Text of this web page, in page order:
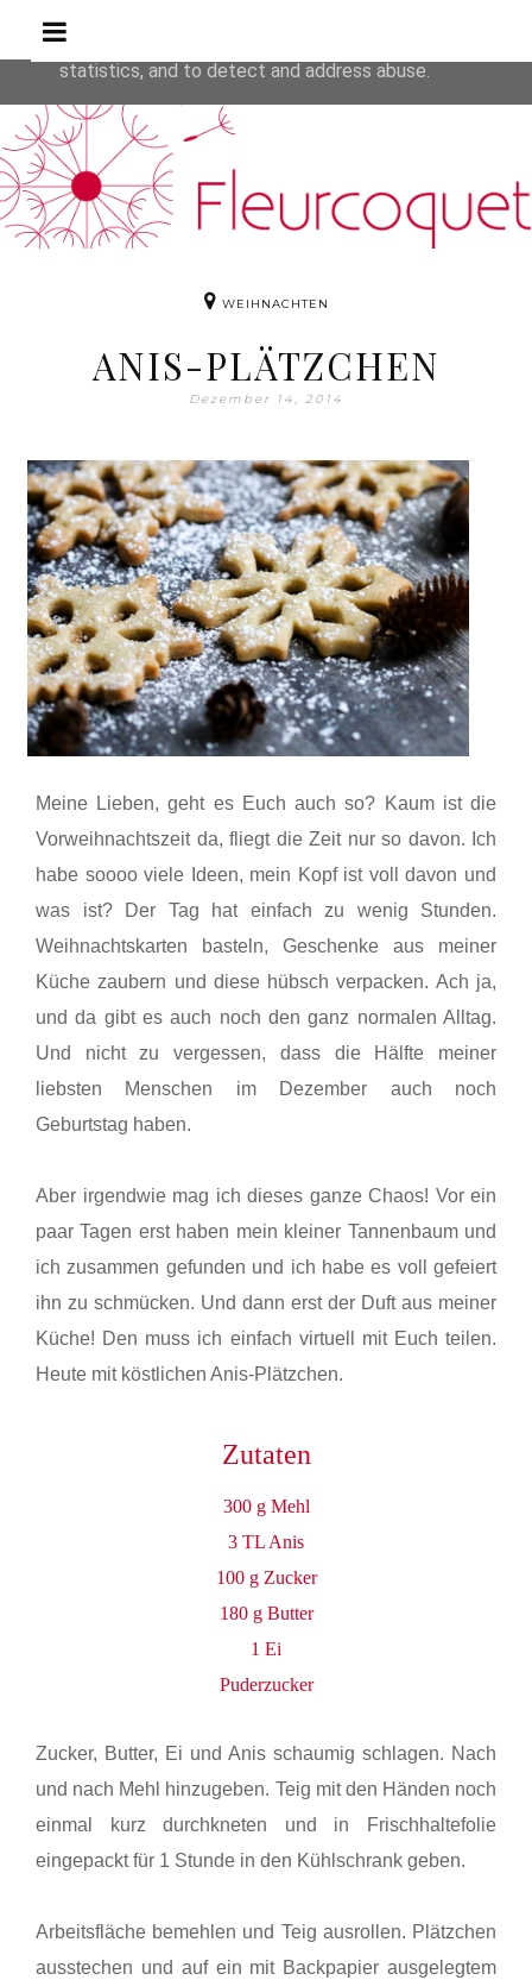
Rezepte
WEIHNACHTEN
ANIS-PLÄTZCHEN
Dezember 14, 2014
Meine Lieben, geht es Euch auch so? Kaum ist die
Vorweihnachtszeit da, fliegt die Zeit nur so davon. Ich
habe soooo viele Ideen, mein Kopf ist voll davon und
was ist? Der Tag hat einfach zu wenig Stunden.
Weihnachtskarten basteln, Geschenke aus meiner
Küche zaubern und diese hübsch verpacken. Ach ja,
und da gibt es auch noch den ganz normalen Alltag.
Und nicht zu vergessen, dass die Hälfte meiner
liebsten Menschen im Dezember auch noch
Geburtstag haben.
Aber irgendwie mag ich dieses ganze Chaos! Vor ein
paar Tagen erst haben mein kleiner Tannenbaum und
ich zusammen gefunden und ich habe es voll gefeiert
ihn zu schmücken. Und dann erst der Duft aus meiner
Küche! Den muss ich einfach virtuell mit Euch teilen.
Heute mit köstlichen Anis-Plätzchen.
Zutaten
300 g Mehl
3 TL Anis
100 g Zucker
180 g Butter
1 Ei
Puderzucker
Zucker, Butter, Ei und Anis schaumig schlagen. Nach
und nach Mehl hinzugeben. Teig mit den Händen noch
einmal kurz durchkneten und in Frischhaltefolie
eingepackt für 1 Stunde in den Kühlschrank geben.
Arbeitsfläche bemehlen und Teig ausrollen. Plätzchen
ausstechen und auf ein mit Backpapier ausgelegtem
This site uses cookies from Google to deliver its
statistics, and to detect and address abuse.